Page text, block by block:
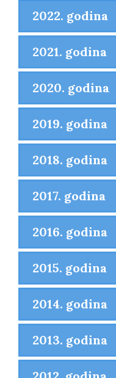
2022. godina
2021. godina
2020. godina
2019. godina
2018. godina
2017. godina
2016. godina
2015. godina
2014. godina
2013. godina